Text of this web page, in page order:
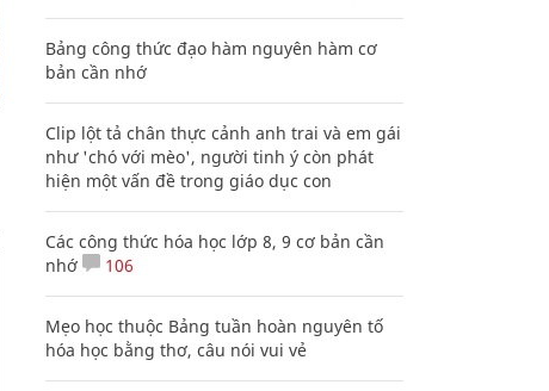
Bảng công thức đạo hàm nguyên hàm cơ
bản cần nhớ
Clip lột tả chân thực cảnh anh trai và em gái
như 'chó với mèo', người tinh ý còn phát
hiện một vấn đề trong giáo dục con
Các công thức hóa học lớp 8, 9 cơ bản cần
nhớ
106
Mẹo học thuộc Bảng tuần hoàn nguyên tố
hóa học bằng thơ, câu nói vui vẻ